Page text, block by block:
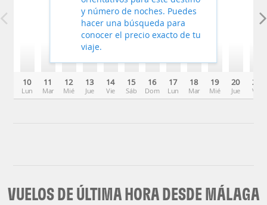
10
Lun
11
Mar
12
Mié
13
Jue
14
Vie
15
Sáb
16
Dom
17
Lun
18
Mar
19
Mié
20
Jue
21
Vie
y número de noches. Puedes
hacer una búsqueda para
conocer el precio exacto de tu
viaje.
VUELOS DE ÚLTIMA HORA DESDE MÁLAGA